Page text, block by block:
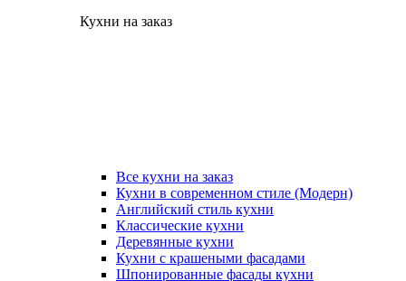
Кухни на заказ
Все кухни на заказ
Кухни в современном стиле (Модерн)
Английский стиль кухни
Классические кухни
Деревянные кухни
Кухни с крашеными фасадами
Шпонированные фасады кухни